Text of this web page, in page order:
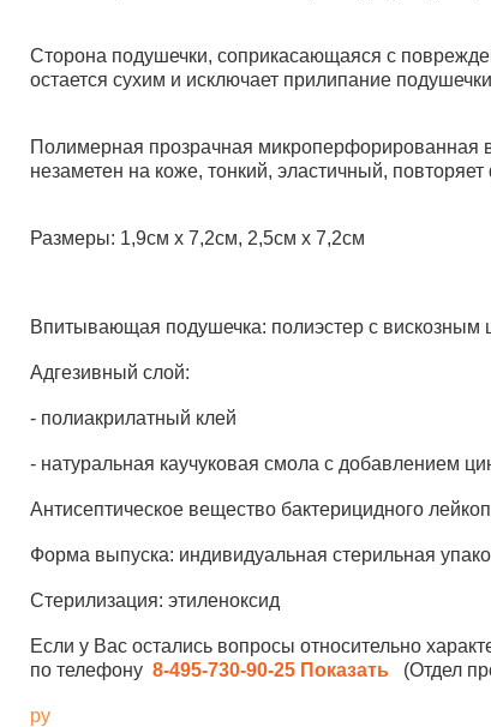
Сторона подушечки, соприкасающаяся с
остается сухим и исключает прилипание
Полимерная прозрачная микроперфорированная
незаметен на коже, тонкий, эластичный,
Размеры: 1,9см х 7,2см, 2,5см х 7,2см
Впитывающая подушечка: полиэстер с вискозным
Адгезивный слой:
- полиакрилатный клей
- натуральная каучуковая смола с добавлением
Антисептическое вещество бактерицидного
Форма выпуска: индивидуальная стерильная
Стерилизация: этиленоксид
Если у Вас остались вопросы относительно
по телефону 8-495-730-90-25 Показать (Отдел
ру